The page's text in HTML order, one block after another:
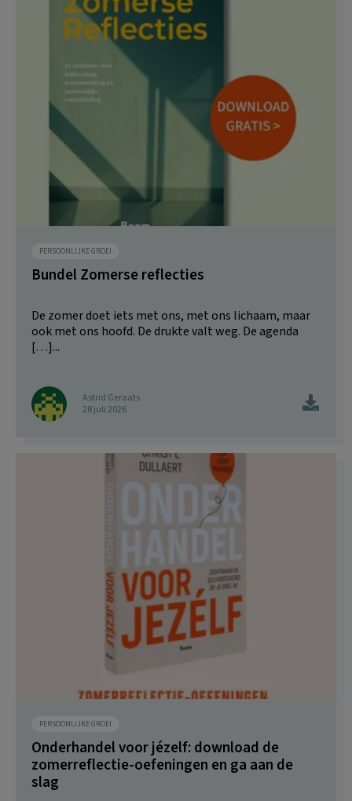
PERSOONLIJKE GROEI
Bundel Zomerse reflecties
De zomer doet iets met ons, met ons lichaam, maar
ook met ons hoofd. De drukte valt weg. De agenda
[…]...
Astrid Geraats
28 juli 2026
PERSOONLIJKE GROEI
Onderhandel voor jézelf: download de
zomerreflectie-oefeningen en ga aan de
slag